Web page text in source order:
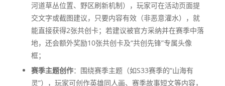
河道草丛位置、野区刷新机制），玩家可在活动页面提
交文字或截图建议，只要内容有效（非恶意灌水），就
能直接获得2张共创卡；若建议被官方采纳并在赛季中落
地，还会额外奖励10张共创卡及“共创先锋”专属头像
框；
赛季主题创作：围绕赛季主题（如S33赛季的“山海有
灵”），玩家可创作英雄同人画、赛季故事短文等内容，